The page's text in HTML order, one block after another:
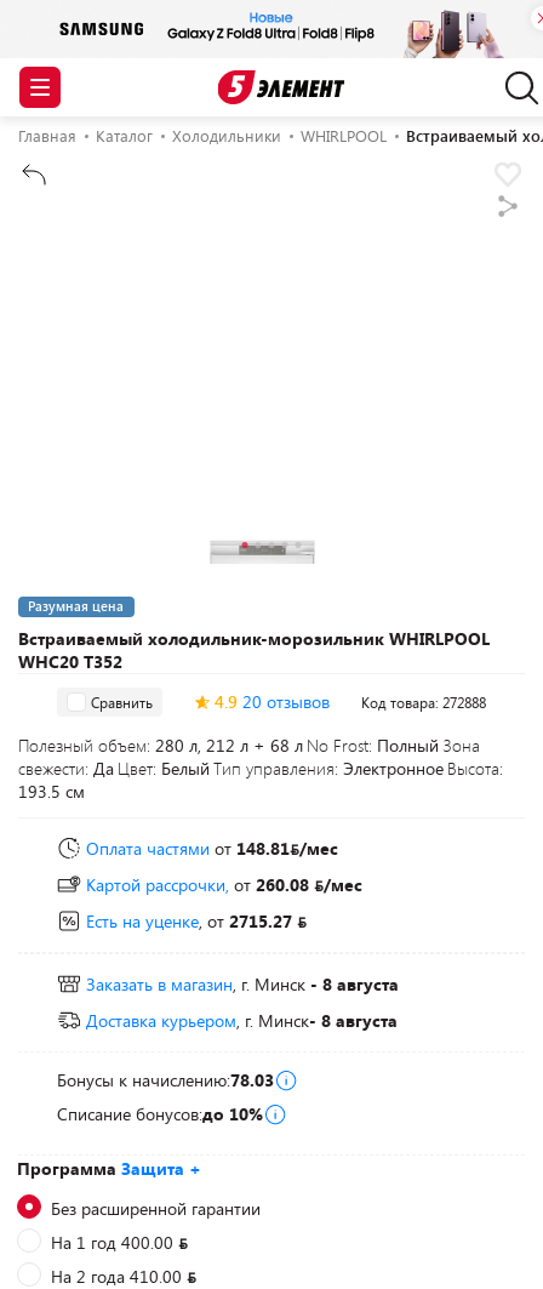
Главная Каталог Холодильники WHIRLPOOL Встраиваемый
Встраиваемый холодильник-морозильник WHIRLPOOL
WHC20 T352
Разумная цена
Программа Защита +
Без расширенной гарантии
На 1 год 400.00
На 2 года 410.00
Сравнить 4.9 20 отзывов Код товара: 272888
Полезный объем: 280 л, 212 л + 68 л No Frost: Полный Зона
свежести: Да Цвет: Белый Тип управления: Электронное Высота:
193.5 см
Оплата частями от 148.81 /мес
Картой рассрочки, от 260.08
/мес
Есть на уценке, от 2715.27
Заказать в магазин, г. Минск - 8 августа
Доставка курьером, г. Минск- 8 августа
Бонусы к начислению:78.03
Списание бонусов:до 10%